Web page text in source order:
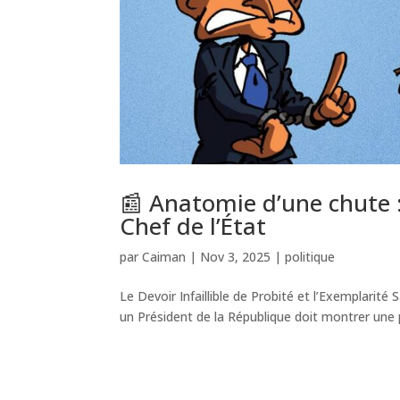
📰 Anatomie d’une chute
Chef de l’État
parCaiman | Nov 3, 2025 |politique
Le Devoir Infaillible de Probité et l’Exemplarité
un Président de la République doit montrer